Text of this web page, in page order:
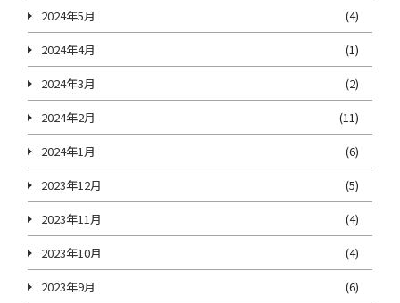
2024年5月
(4)
2024年4月
(1)
2024年3月
(2)
2024年2月
(11)
2024年1月
(6)
2023年12月
(5)
2023年11月
(4)
2023年10月
(4)
2023年9月
(6)